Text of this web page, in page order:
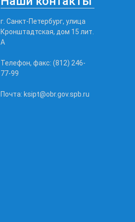
г. Санкт-Петербург, улица
Кронштадтская, дом 15 лит.
А
Телефон, факс: (812) 246-
77-99
Почта: ksipt@obr.gov.spb.ru